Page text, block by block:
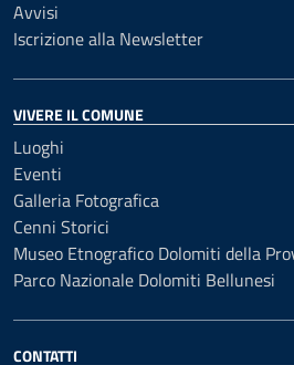
Avvisi
Iscrizione alla Newsletter
VIVERE IL COMUNE
Luoghi
Eventi
Galleria Fotografica
Cenni Storici
Museo Etnografico Dolomiti della
Parco Nazionale Dolomiti Bellunesi
CONTATTI